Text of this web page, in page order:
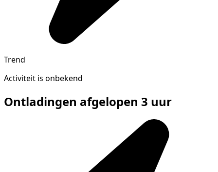
Trend
Activiteit is onbekend
Ontladingen afgelopen 3 uur